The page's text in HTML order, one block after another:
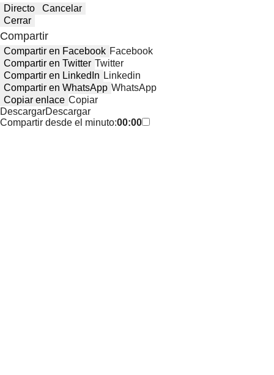
Directo
Cancelar
Cerrar
Compartir
Compartir en Facebook Facebook
Compartir en Twitter Twitter
Compartir en LinkedIn Linkedin
Compartir en WhatsApp WhatsApp
Copiar enlace Copiar
DescargarDescargar
Compartir desde el minuto:00:00